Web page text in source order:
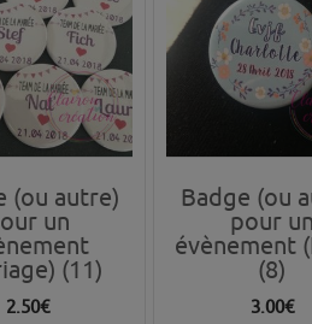
(ou autre)
un
(11)
2.50€
Badge (ou
pour un
évènement
(8)
3.00€